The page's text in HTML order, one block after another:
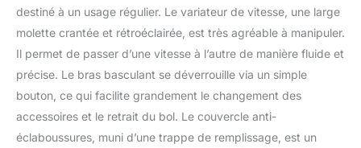
destiné à un usage régulier. Le variateur de vitesse, une large
molette crantée et rétroéclairée, est très agréable à manipuler.
Il permet de passer d’une vitesse à l’autre de manière fluide et
précise. Le bras basculant se déverrouille via un simple
bouton, ce qui facilite grandement le changement des
accessoires et le retrait du bol. Le couvercle anti-
éclaboussures, muni d’une trappe de remplissage, est un